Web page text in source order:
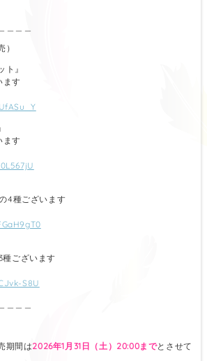
）
ト』
ます
ます
4種ございます
種ございます
S8U
期間は2026年1月31日（土）20:00までとさせて